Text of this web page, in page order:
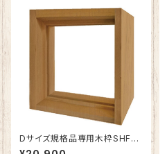
Dサイズ規格品専用木枠SHF-Z
D1